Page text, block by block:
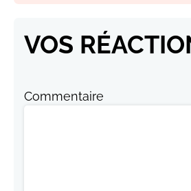
VOS
Commentaire